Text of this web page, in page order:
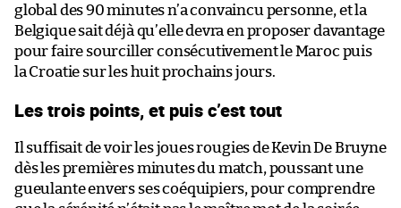
global des 90 minutes n’a convaincu personne, et la
Belgique sait déjà qu’elle devra en proposer davantage
pour faire sourciller consécutivement le Maroc puis
la Croatie sur les huit prochains jours.
Les trois points, et puis c’est tout
Il suffisait de voir les joues rougies de Kevin De Bruyne
dès les premières minutes du match, poussant une
gueulante envers ses coéquipiers, pour comprendre